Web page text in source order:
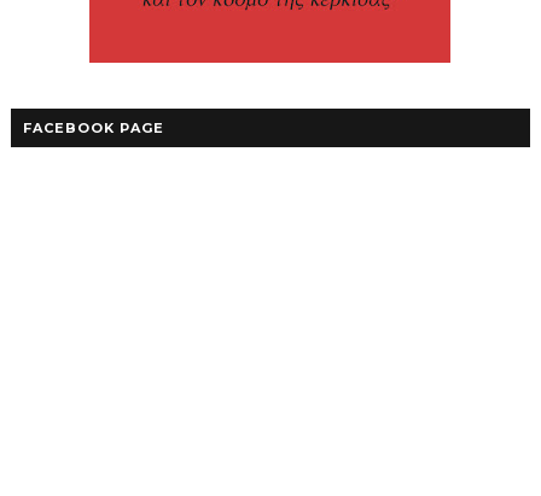
FACEBOOK PAGE